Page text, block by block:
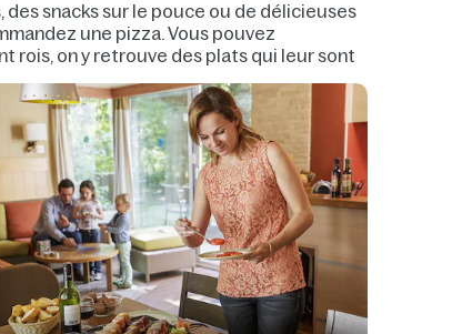
snacks sur le pouce ou de délicieuses
une pizza. Vous pouvez
rois, on y retrouve des plats qui leur sont